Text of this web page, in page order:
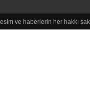
ve haberlerin her hakkı